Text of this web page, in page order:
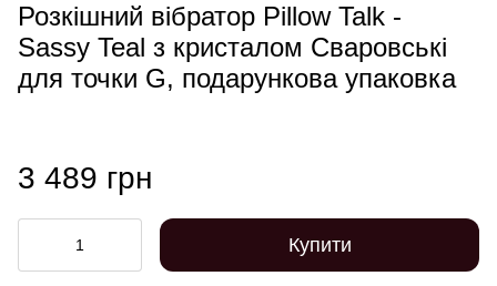
Розкішний вібратор Pillow Talk -
Sassy Teal з кристалом Сваровські
для точки G, подарункова упаковка
3 489 грн
Купити